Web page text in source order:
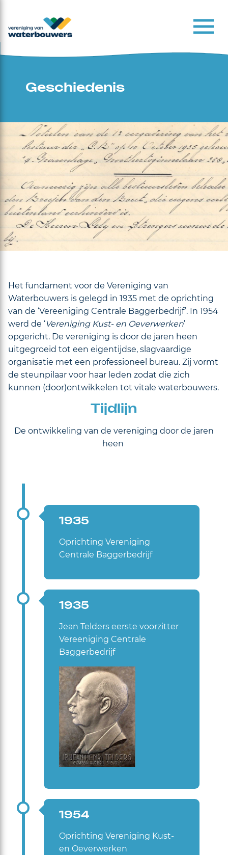
Geschiedenis
Het fundament voor de Vereniging van
Waterbouwers is gelegd in 1935 met de oprichting
van de ‘Vereeniging Centrale Baggerbedrijf’. In 1954
werd de ‘Vereniging Kust- en Oeverwerken’
opgericht. De vereniging is door de jaren heen
uitgegroeid tot een eigentijdse, slagvaardige
organisatie met een professioneel bureau. Zij vormt
de steunpilaar voor haar leden zodat die zich
kunnen (door)ontwikkelen tot vitale waterbouwers.
Tijdlijn
De ontwikkeling van de vereniging door de jaren
heen
1935
Oprichting Vereniging
Centrale Baggerbedrijf
1935
Jean Telders eerste voorzitter
Vereeniging Centrale
Baggerbedrijf
1954
Oprichting Vereniging Kust-
en Oeverwerken